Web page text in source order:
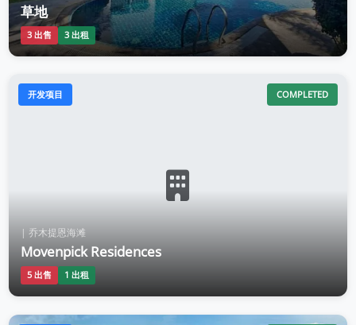
草地
3 出售 3 出租
开发项目 COMPLETED
| 乔木提恩海滩
Movenpick Residences
5 出售 1 出租